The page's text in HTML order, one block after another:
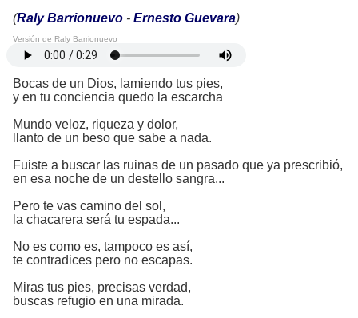
(Raly Barrionuevo - Ernesto Guevara)
Versión de Raly Barrionuevo
Bocas de un Dios, lamiendo tus pies,
y en tu conciencia quedo la escarcha
Mundo veloz, riqueza y dolor,
llanto de un beso que sabe a nada.
Fuiste a buscar las ruinas de un pasado que ya prescribió,
en esa noche de un destello sangra...
Pero te vas camino del sol,
la chacarera será tu espada...
No es como es, tampoco es así,
te contradices pero no escapas.
Miras tus pies, precisas verdad,
buscas refugio en una mirada.